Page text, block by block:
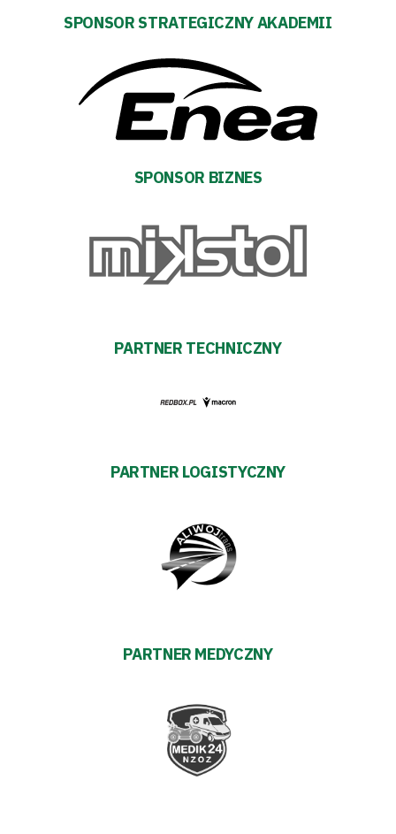
pośredników
transakcyjnych
SPONSOR STRATEGICZNY AKADEMII
SPONSOR BIZNES
PARTNER TECHNICZNY
PARTNER LOGISTYCZNY
PARTNER MEDYCZNY